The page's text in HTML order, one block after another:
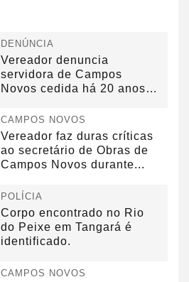
DENÚNCIA
Vereador denuncia
servidora de Campos
Novos cedida há 20 anos
CAMPOS NOVOS
Vereador faz duras críticas
ao secretário de Obras de
Campos Novos durante...
POLÍCIA
Corpo encontrado no Rio
do Peixe em Tangará é
identificado.
CAMPOS NOVOS